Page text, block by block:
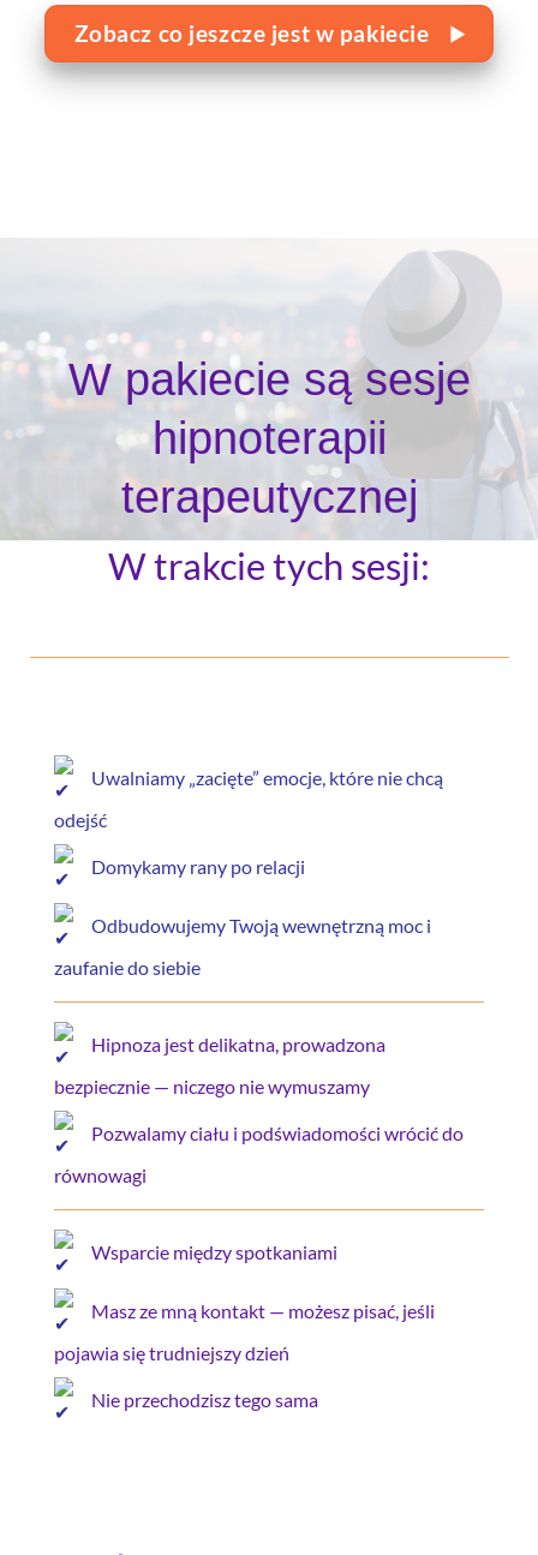
Zobacz co jeszcze jest w pakiecie
W pakiecie są sesje
hipnoterapii
terapeutycznej
W trakcie tych sesji:
Uwalniamy „zacięte” emocje, które nie chcą
odejść
Domykamy rany po relacji
Odbudowujemy Twoją wewnętrzną moc i
zaufanie do siebie
Hipnoza jest delikatna, prowadzona
bezpiecznie — niczego nie wymuszamy
Pozwalamy ciału i podświadomości wrócić do
równowagi
Wsparcie między spotkaniami
Masz ze mną kontakt — możesz pisać, jeśli
pojawia się trudniejszy dzień
Nie przechodzisz tego sama